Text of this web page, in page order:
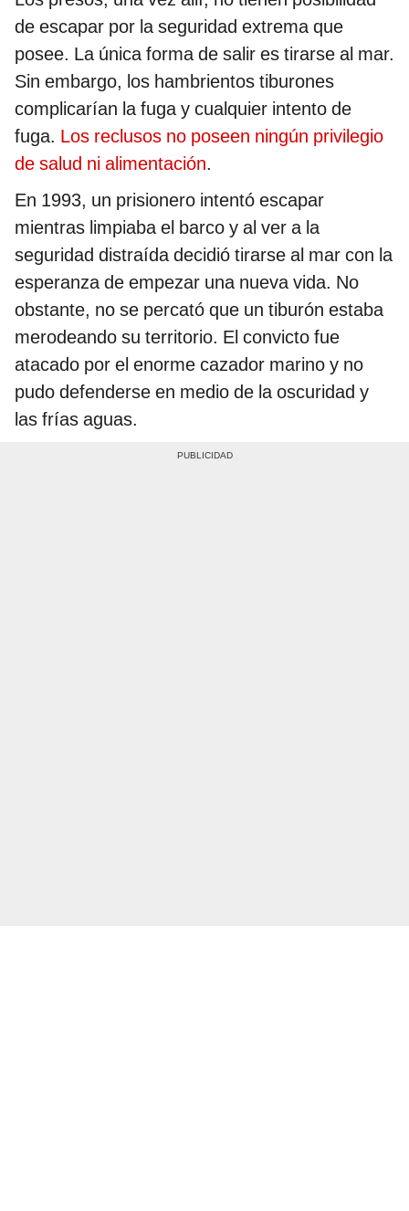
de escapar por la seguridad extrema que
posee. La única forma de salir es tirarse al mar.
Sin embargo, los hambrientos tiburones
complicarían la fuga y cualquier intento de
fuga. Los reclusos no poseen ningún privilegio
de salud ni alimentación.
En 1993, un prisionero intentó escapar
mientras limpiaba el barco y al ver a la
seguridad distraída decidió tirarse al mar con la
esperanza de empezar una nueva vida. No
obstante, no se percató que un tiburón estaba
merodeando su territorio. El convicto fue
atacado por el enorme cazador marino y no
pudo defenderse en medio de la oscuridad y
las frías aguas.